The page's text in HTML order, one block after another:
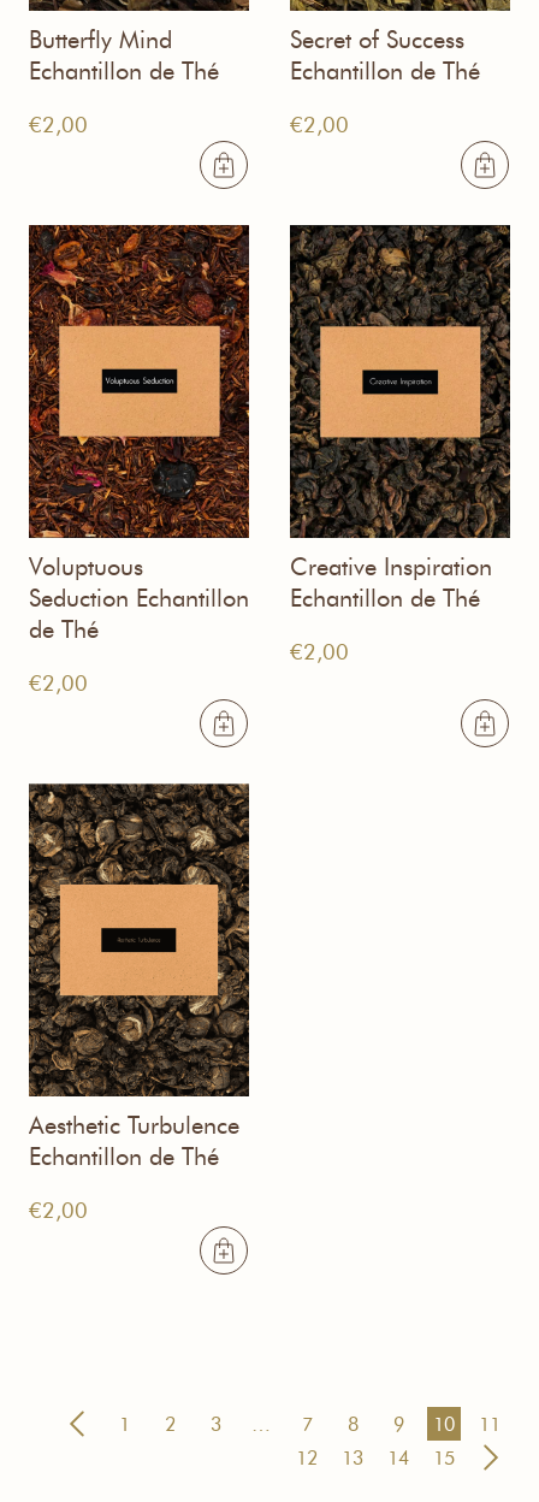
Butterfly Mind
Echantillon de Thé
€2,00
Secret of Success
Echantillon de Thé
€2,00
Voluptuous
Seduction Echantillon
de Thé
€2,00
Creative Inspiration
Echantillon de Thé
€2,00
Aesthetic Turbulence
Echantillon de Thé
€2,00
1 2 3 7 8 9 10
11
12
13 14 15